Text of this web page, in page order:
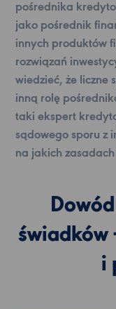
pośrednika
jako pośrednik
innych produktów
rozwiązań
wiedzieć, że liczne
inną rolę
taki ekspert
sądowego sporu z
na jakich
świadków
i